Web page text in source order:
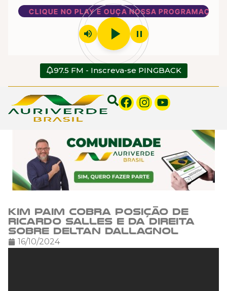
CLIQUE NO PLAY E OUÇA NOSSA PROGRAMAÇÃO
volume_up play_arrow pause
97.5 FM - Inscreva-se PINGBACK
Kim Paim cobra posição de
Ricardo Salles e da direita
sobre Deltan Dallagnol
16/10/2024